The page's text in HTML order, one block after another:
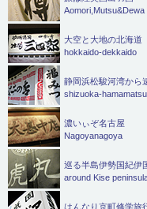
Aomori,Mutsu&Dewa
大空と大地の北海道
hokkaido-dekkaido
静岡浜松駿河湾から
shizuoka-hamamatsu
濃いぃぞ名古屋
Nagoyanagoya
巡る半島伊勢国紀伊
around Kise
はんなり京町修学旅